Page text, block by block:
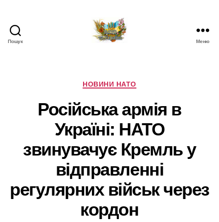
Пошук
Новини
про
НАТО
в
Україні
Меню
Категорії
НОВИНИ НАТО
Російська армія в
Україні: НАТО
звинувачує Кремль у
відправленні
регулярних військ через
кордон